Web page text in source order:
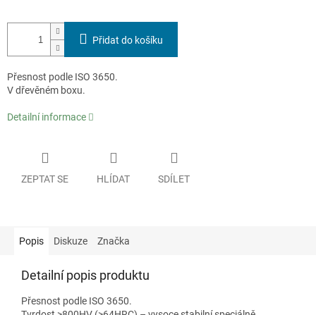
Přidat do košíku
Přesnost podle ISO 3650.
V dřevěném boxu.
Detailní informace
ZEPTAT SE HLÍDAT SDÍLET
Popis Diskuze Značka
Detailní popis produktu
Přesnost podle ISO 3650.